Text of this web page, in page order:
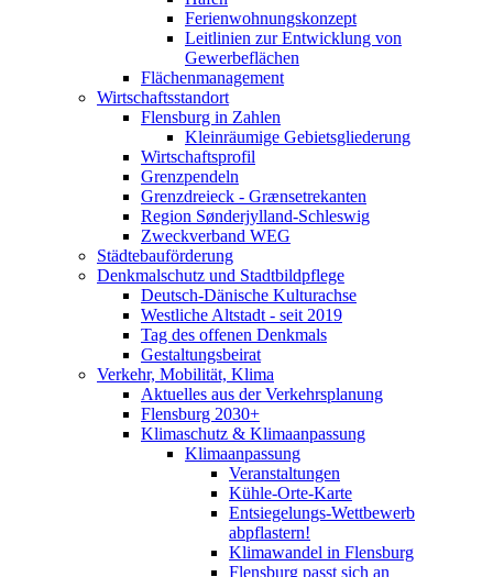
Ferienwohnungskonzept
Leitlinien zur Entwicklung von
Gewerbeflächen
Flächenmanagement
Wirtschaftsstandort
Flensburg in Zahlen
Kleinräumige Gebietsgliederung
Wirtschaftsprofil
Grenzpendeln
Grenzdreieck - Grænsetrekanten
Region Sønderjylland-Schleswig
Zweckverband WEG
Städtebauförderung
Denkmalschutz und Stadtbildpflege
Deutsch-Dänische Kulturachse
Westliche Altstadt - seit 2019
Tag des offenen Denkmals
Gestaltungsbeirat
Verkehr, Mobilität, Klima
Aktuelles aus der Verkehrsplanung
Flensburg 2030+
Klimaschutz & Klimaanpassung
Klimaanpassung
Veranstaltungen
Kühle-Orte-Karte
Entsiegelungs-Wettbewerb
abpflastern!
Klimawandel in Flensburg
Flensburg passt sich an